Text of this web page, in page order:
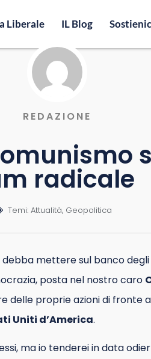
Liberale IL Blog
REDAZIONE
radicale
Temi: Attualità, Geopolitica
mettere sul banco
posta nel nostro caro
delle proprie azioni di fronte
Uniti d’America.
ma io tenderei in data